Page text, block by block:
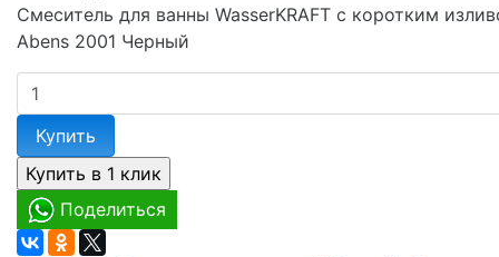
Смеситель для ванны WasserKRAFT с коротким
Abens 2001 Черный
Купить
Поделиться